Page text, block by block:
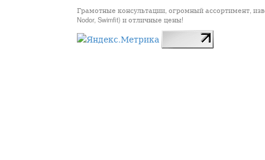
Грамотные консультации, огромный ассортимент,
Nodor, Swimfit) и отличные цены!